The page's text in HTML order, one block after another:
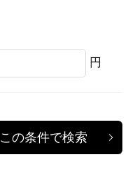
円
この条件で検索